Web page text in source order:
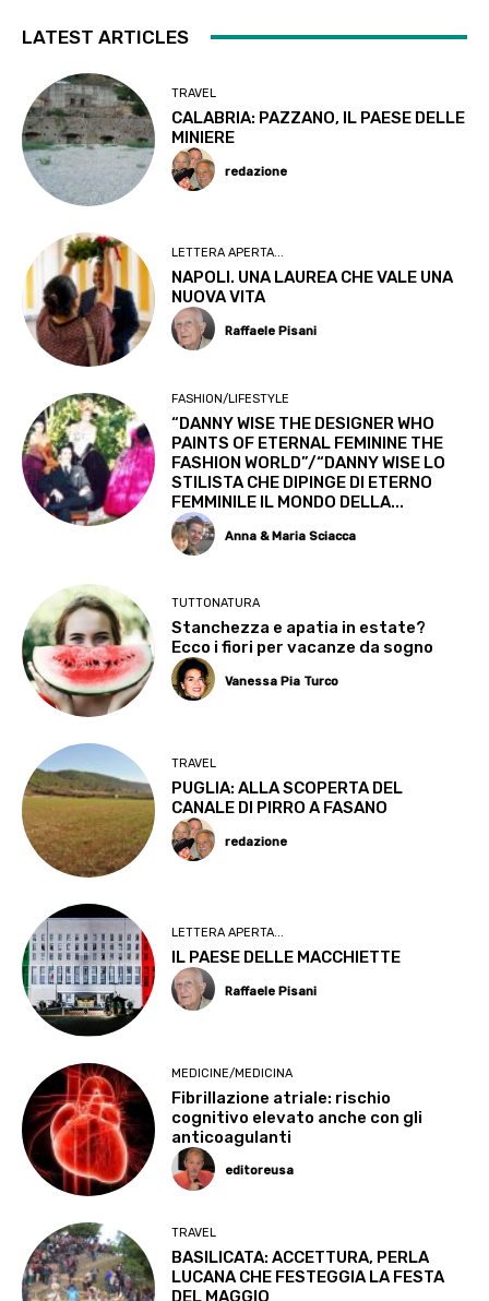
LATEST ARTICLES
TRAVEL
CALABRIA: PAZZANO, IL PAESE DELLE
MINIERE
redazione
LETTERA APERTA...
NAPOLI. UNA LAUREA CHE VALE UNA
NUOVA VITA
Raffaele Pisani
FASHION/LIFESTYLE
“DANNY WISE THE DESIGNER WHO
PAINTS OF ETERNAL FEMININE THE
FASHION WORLD”/“DANNY WISE LO
STILISTA CHE DIPINGE DI ETERNO
FEMMINILE IL MONDO DELLA...
Anna & Maria Sciacca
TUTTONATURA
Stanchezza e apatia in estate?
Ecco i fiori per vacanze da sogno
Vanessa Pia Turco
TRAVEL
PUGLIA: ALLA SCOPERTA DEL
CANALE DI PIRRO A FASANO
redazione
LETTERA APERTA...
IL PAESE DELLE MACCHIETTE
Raffaele Pisani
MEDICINE/MEDICINA
Fibrillazione atriale: rischio
cognitivo elevato anche con gli
anticoagulanti
editoreusa
TRAVEL
BASILICATA: ACCETTURA, PERLA
LUCANA CHE FESTEGGIA LA FESTA
DEL MAGGIO